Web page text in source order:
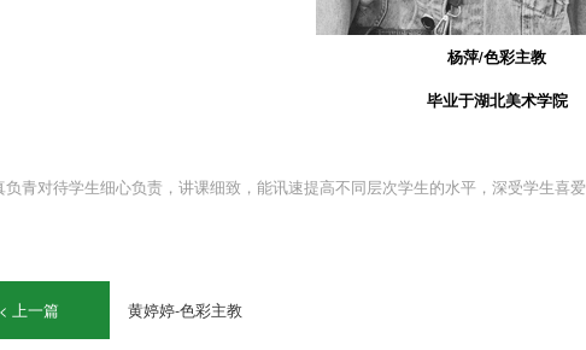
杨萍/色彩主教
毕业于湖北美术学院
青对待学生细心负责，讲课细致，能讯速提高不同层次学生的水平，深受学生喜爱
< 上一篇 黄婷婷-色彩主教